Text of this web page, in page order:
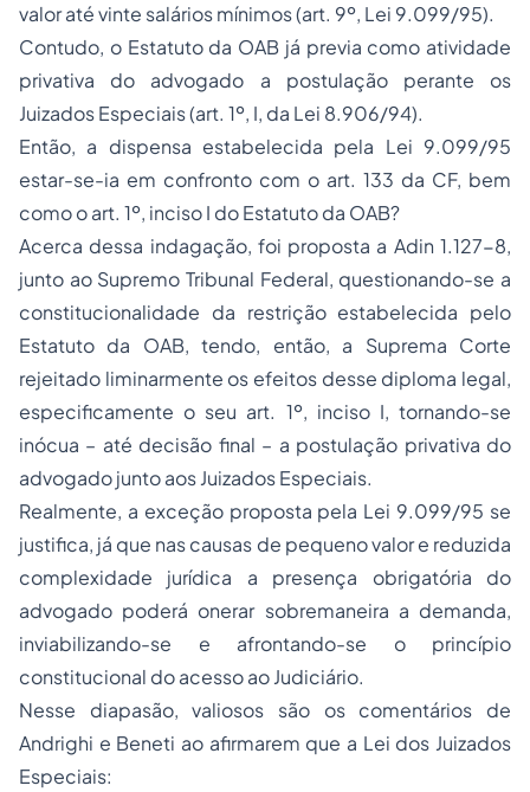
valor até vinte salários mínimos (art. 9º, Lei 9.099/95).
Contudo, o Estatuto da OAB já previa como atividade
privativa do advogado a postulação perante os
Juizados Especiais (art. 1º, I, da Lei 8.906/94).
Então, a dispensa estabelecida pela Lei 9.099/95
estar-se-ia em confronto com o art. 133 da CF, bem
como o art. 1º, inciso I do Estatuto da OAB?
Acerca dessa indagação, foi proposta a Adin 1.127-8,
junto ao Supremo Tribunal Federal, questionando-se a
constitucionalidade da restrição estabelecida pelo
Estatuto da OAB, tendo, então, a Suprema Corte
rejeitado liminarmente os efeitos desse diploma legal,
especificamente o seu art. 1º, inciso I, tornando-se
inócua – até decisão final – a postulação privativa do
advogado junto aos Juizados Especiais.
Realmente, a exceção proposta pela Lei 9.099/95 se
justifica, já que nas causas de pequeno valor e reduzida
complexidade jurídica a presença obrigatória do
advogado poderá onerar sobremaneira a demanda,
inviabilizando-se e afrontando-se o princípio
constitucional do acesso ao Judiciário.
Nesse diapasão, valiosos são os comentários de
Andrighi e Beneti ao afirmarem que a Lei dos Juizados
Especiais: